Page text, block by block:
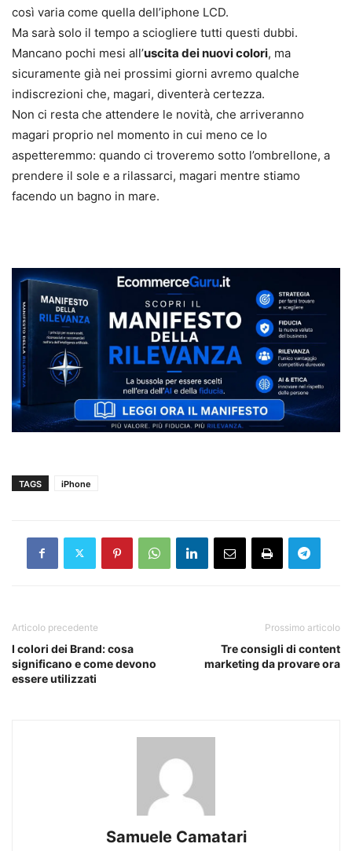
così varia come quella dell’iphone LCD.
Ma sarà solo il tempo a sciogliere tutti questi dubbi.
Mancano pochi mesi all’uscita dei nuovi colori, ma
sicuramente già nei prossimi giorni avremo qualche
indiscrezioni che, magari, diventerà certezza.
Non ci resta che attendere le novità, che arriveranno
magari proprio nel momento in cui meno ce lo
aspetteremmo: quando ci troveremo sotto l’ombrellone, a
prendere il sole e a rilassarci, magari mentre stiamo
facendo un bagno in mare.
TAGS iPhone
Articolo precedente
I colori dei Brand: cosa
significano e come devono
essere utilizzati
Prossimo articolo
Tre consigli di content
marketing da provare ora
Samuele Camatari